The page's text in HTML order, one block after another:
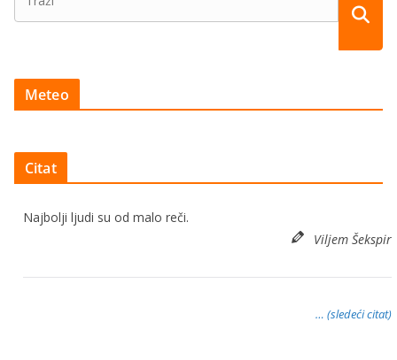
Meteo
Citat
Najbolji ljudi su od malo reči.
Viljem Šekspir
… (sledeći citat)